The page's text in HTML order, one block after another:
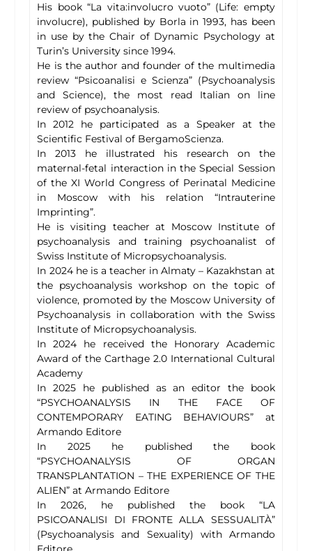
His book “La vita:involucro vuoto” (Life: empty
involucre), published by Borla in 1993, has been
in use by the Chair of Dynamic Psychology at
Turin’s University since 1994.
He is the author and founder of the multimedia
review “Psicoanalisi e Scienza” (Psychoanalysis
and Science), the most read Italian on line
review of psychoanalysis.
In 2012 he participated as a Speaker at the
Scientific Festival of BergamoScienza.
In 2013 he illustrated his research on the
maternal-fetal interaction in the Special Session
of the XI World Congress of Perinatal Medicine
in Moscow with his relation “Intrauterine
Imprinting”.
He is visiting teacher at Moscow Institute of
psychoanalysis and training psychoanalist of
Swiss Institute of Micropsychoanalysis.
In 2024 he is a teacher in Almaty – Kazakhstan at
the psychoanalysis workshop on the topic of
violence, promoted by the Moscow University of
Psychoanalysis in collaboration with the Swiss
Institute of Micropsychoanalysis.
In 2024 he received the Honorary Academic
Award of the Carthage 2.0 International Cultural
Academy
In 2025 he published as an editor the book
“PSYCHOANALYSIS IN THE FACE OF
CONTEMPORARY EATING BEHAVIOURS” at
Armando Editore
In 2025 he published the book
“PSYCHOANALYSIS OF ORGAN
TRANSPLANTATION – THE EXPERIENCE OF THE
ALIEN” at Armando Editore
In 2026, he published the book “LA
PSICOANALISI DI FRONTE ALLA SESSUALITÀ”
(Psychoanalysis and Sexuality) with Armando